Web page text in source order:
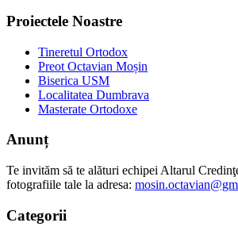
Proiectele Noastre
Tineretul Ortodox
Preot Octavian Moșin
Biserica USM
Localitatea Dumbrava
Masterate Ortodoxe
Anunț
Te invităm să te alături echipei Altarul
fotografiile tale la adresa:
Categorii